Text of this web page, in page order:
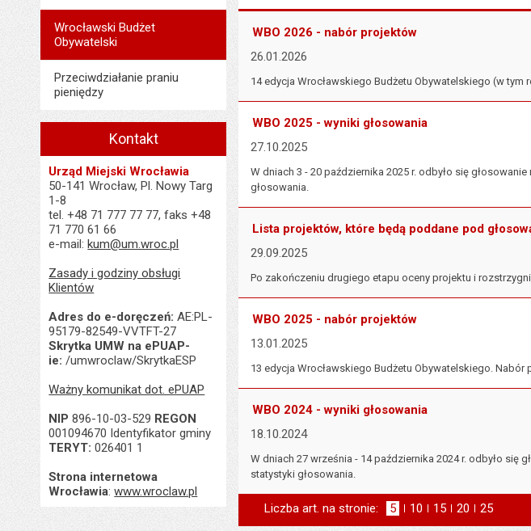
Wrocławski Budżet
Obywatelski
Przeciwdziałanie praniu
pieniędzy
Kontakt
Urząd Miejski Wrocławia
50-141 Wrocław, Pl. Nowy Targ
1-8
tel. +48 71 777 77 77, faks +48
71 770 61 66
e-mail:kum@um.wroc.pl
Zasady i godziny obsługi
Klientów
Adres do e-doręczeń: AE:PL-
95179-82549-VVTFT-27
Skrytka UMW na ePUAP-
ie: /umwroclaw/SkrytkaESP
Ważny komunikat dot. ePUAP
NIP 896-10-03-529 REGON
001094670 Identyfikator gminy
TERYT: 026401 1
Strona internetowa
Wrocławia:www.wroclaw.pl
WBO 2026 - nabór projektów
26.01.2026
14 edycja Wrocławskiego Budżetu Obywatelskiego (w tym
WBO 2025 - wyniki głosowania
27.10.2025
W dniach 3 - 20 października 2025 r. odbyło się
głosowania.
Lista projektów, które będą poddane pod
29.09.2025
Po zakończeniu drugiego etapu oceny projektu i
WBO 2025 - nabór projektów
13.01.2025
13 edycja Wrocławskiego Budżetu Obywatelskiego.
WBO 2024 - wyniki głosowania
18.10.2024
W dniach 27 września - 14 października 2024 r. odbyło się
statystyki głosowania.
Liczba art. na stronie: Pokaż
5 elementów na stronie
Pokaż
10 elementów
na stronie
Pokaż
15 elementów
na stronie
Pokaż
20 elementów
na stronie
Pokaż
25
na